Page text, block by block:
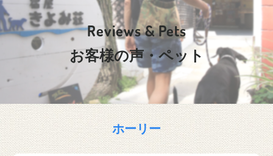
Reviews & Pets
お客様の声・ペット
ホーリー